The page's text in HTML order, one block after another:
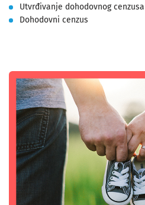
Utvrđivanje dohodovnog cenzusa
Dohodovni cenzus